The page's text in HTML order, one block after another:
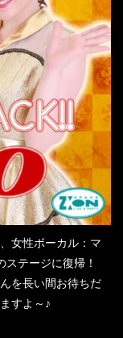
女性ボーカル：マ
テージに復帰！
を長い間お待ちだ
すよ～♪